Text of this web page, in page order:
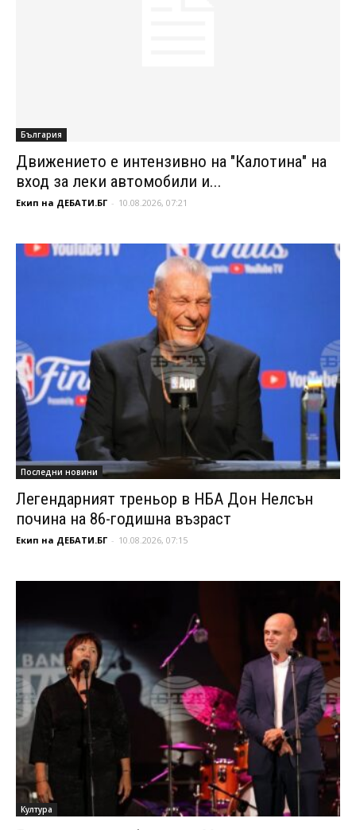
България
Движението е интензивно на "Калотина" на
вход за леки автомобили и...
Екип на ДЕБАТИ.БГ - 10.08.2026, 07:21
Последни новини
Легендарният треньор в НБА Дон Нелсън
почина на 86-годишна възраст
Екип на ДЕБАТИ.БГ - 10.08.2026, 07:15
Култура